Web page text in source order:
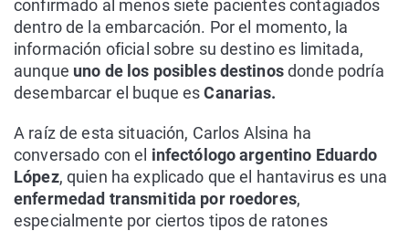
confirmado al menos siete pacientes contagiados
dentro de la embarcación. Por el momento, la
información oficial sobre su destino es limitada,
aunque uno de los posibles destinosdonde podría
desembarcar el buque esCanarias.
A raíz de esta situación, Carlos Alsina ha
conversado con el infectólogo argentino Eduardo
López, quien ha explicado que el hantavirus es una
enfermedad transmitida por roedores,
especialmente por ciertos tipos de ratones